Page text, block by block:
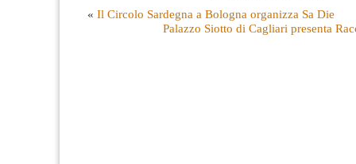
« Il Circolo Sardegna a Bologna organizza Sa Die
Palazzo Siotto di Cagliari presenta